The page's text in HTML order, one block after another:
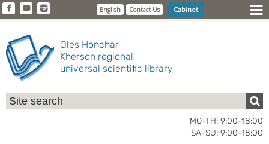
English Contact Us Cabinet
Oles Honchar
Kherson regional
universal scientific library
MO-TH: 9:00-18:00
SA-SU: 9:00-18:00